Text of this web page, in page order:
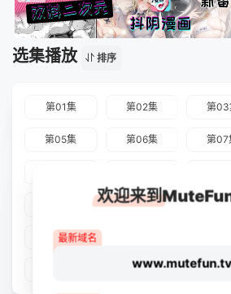
选集播放 排序
第01集 第02集 第03
第05集 第06集 第07
第14集 第15
第17集
第22集 第23
欢迎来到
最新域名
www.mutefun.tv